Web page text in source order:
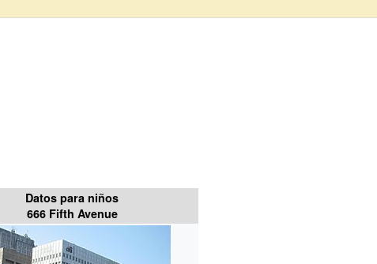
Datos para niños
666 Fifth Avenue